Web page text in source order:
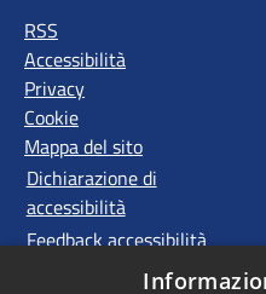
RSS
Accessibilità
Privacy
Cookie
Mappa del sito
Dichiarazione di
accessibilità
Feedback accessibilità